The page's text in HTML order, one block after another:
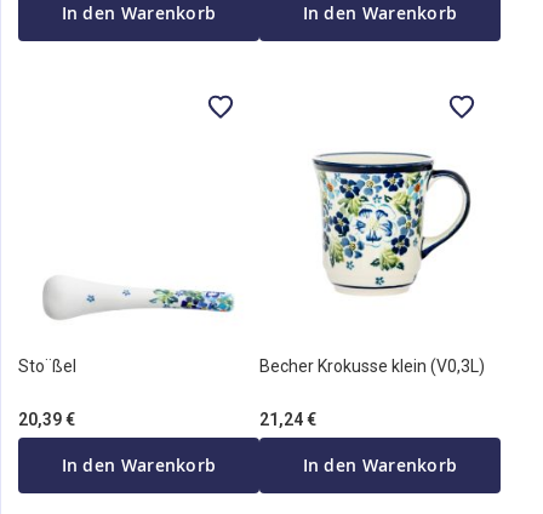
In den Warenkorb In den Warenkorb
Sto¨ßel
20,39 €
In den Warenkorb
Becher Krokusse klein (V0,3L)
21,24 €
In den Warenkorb